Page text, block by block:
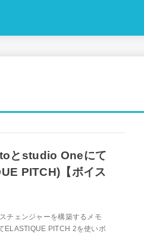
とstudio Oneにて
PITCH)【ボイス
チェンジャーを構築するメモ
ELASTIQUE PITCH 2を使いボ